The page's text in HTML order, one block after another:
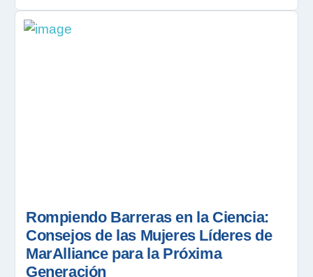
Rompiendo Barreras en la Ciencia:
Consejos de las Mujeres Líderes de
MarAlliance para la Próxima
Generación